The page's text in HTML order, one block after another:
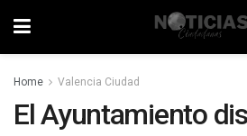
Home Valencia Ciudad
El Ayuntamiento